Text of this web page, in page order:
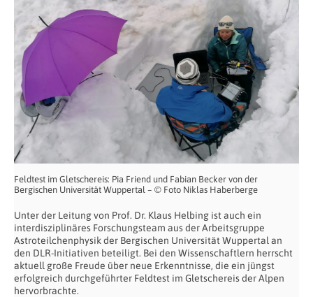
Feldtest im Gletschereis: Pia Friend und Fabian Becker von der
Bergischen Universität Wuppertal – © Foto Niklas Haberberge
Unter der Leitung von Prof. Dr. Klaus Helbing ist auch ein
interdisziplinäres Forschungsteam aus der Arbeitsgruppe
Astroteilchenphysik der Bergischen Universität Wuppertal an
den DLR-Initiativen beteiligt. Bei den Wissenschaftlern herrscht
aktuell große Freude über neue Erkenntnisse, die ein jüngst
erfolgreich durchgeführter Feldtest im Gletschereis der Alpen
hervorbrachte.